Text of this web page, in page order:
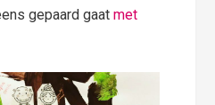
gepaard gaatmet